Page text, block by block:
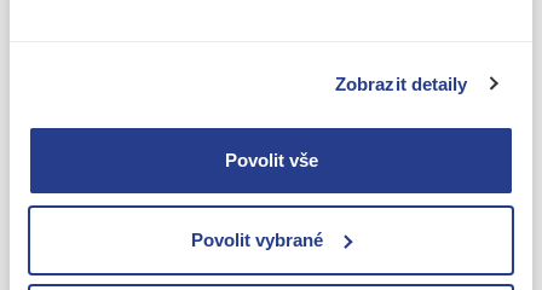
Zobrazit detaily
Povolit vše
Povolit vybrané
Telefonní číslo